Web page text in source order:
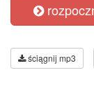
ściągnij mp3